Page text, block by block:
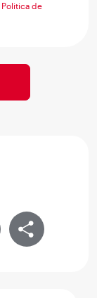
Politica de